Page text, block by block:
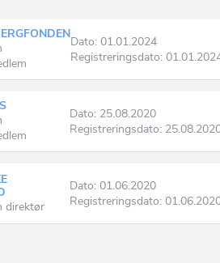
Dato: 01.01.2024
Registreringsdato:
Dato: 25.08.2020
Registreringsdato:
direktør
Dato: 01.06.2020
Registreringsdato: